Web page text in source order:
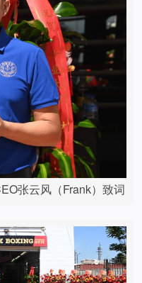
张云风（Frank）致词